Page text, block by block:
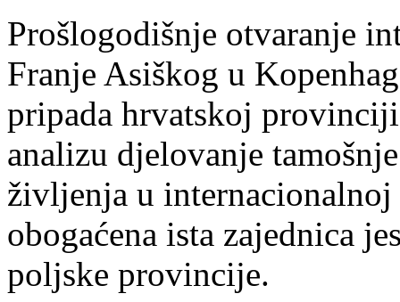
Prošlogodišnje otvaranje
Franje Asiškog u
pripada hrvatskoj
analizu djelovanje
življenja u
obogaćena ista zajednica
poljske provincije.